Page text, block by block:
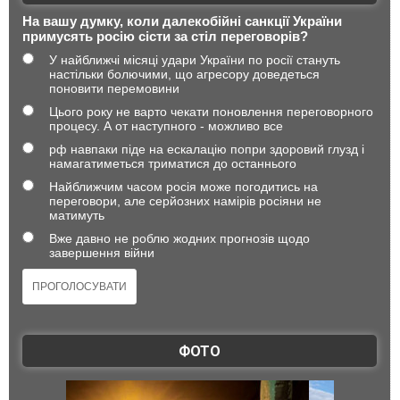
На вашу думку, коли далекобійні санкції України
примусять росію сісти за стіл переговорів?
У найближчі місяці удари України по росії стануть
настільки болючими, що агресору доведеться
поновити перемовини
Цього року не варто чекати поновлення переговорного
процесу. А от наступного - можливо все
рф навпаки піде на ескалацію попри здоровий глузд і
намагатиметься триматися до останнього
Найближчим часом росія може погодитись на
переговори, але серйозних намірів росіяни не
матимуть
Вже давно не роблю жодних прогнозів щодо
завершення війни
ФОТО